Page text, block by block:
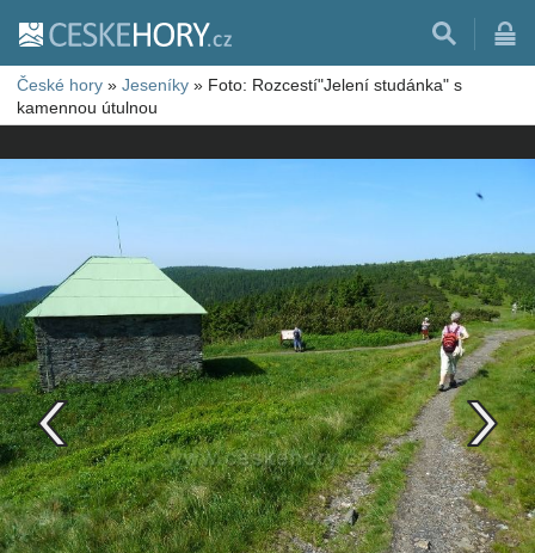
České hory » Jeseníky » Foto: Rozcestí"Jelení studánka" s
kamennou útulnou